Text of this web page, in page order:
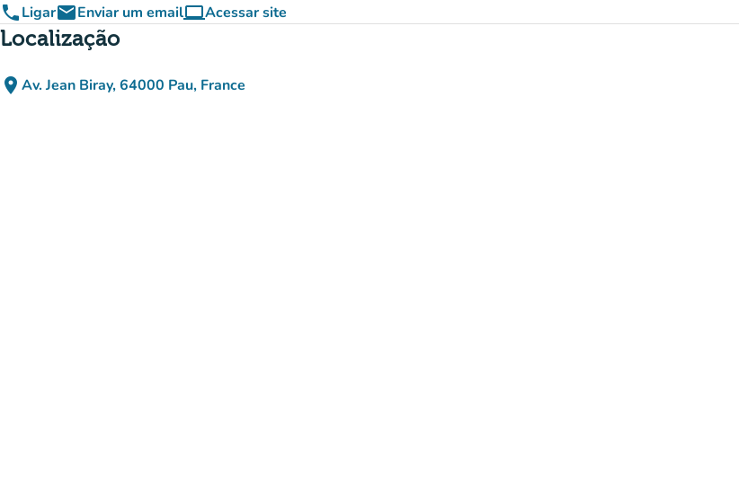
phoneLigaremailEnviar um emailcomputerAcessar site
(novo separador)
Localização
place Av. Jean Biray, 64000 Pau, France
(abrir no Google Maps)
(novo separador)